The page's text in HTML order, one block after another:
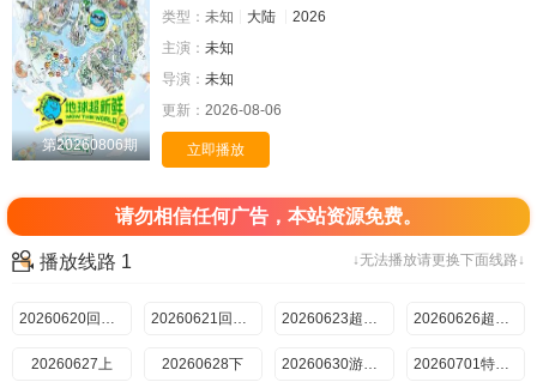
第20260806期
类型： 未知 大陆
2026
主演： 未知
导演： 未知
更新： 2026-08-06
立即播放
请勿相信任何广告，本站资源免费。
↓无法播放请更换下面线路↓
播放线路 1
20260620回顾特辑上 20260621回顾特辑下 20260623超前抢鲜看 20260626超前彩蛋
20260627上 20260628下 20260630游戏加更 20260701特别加更